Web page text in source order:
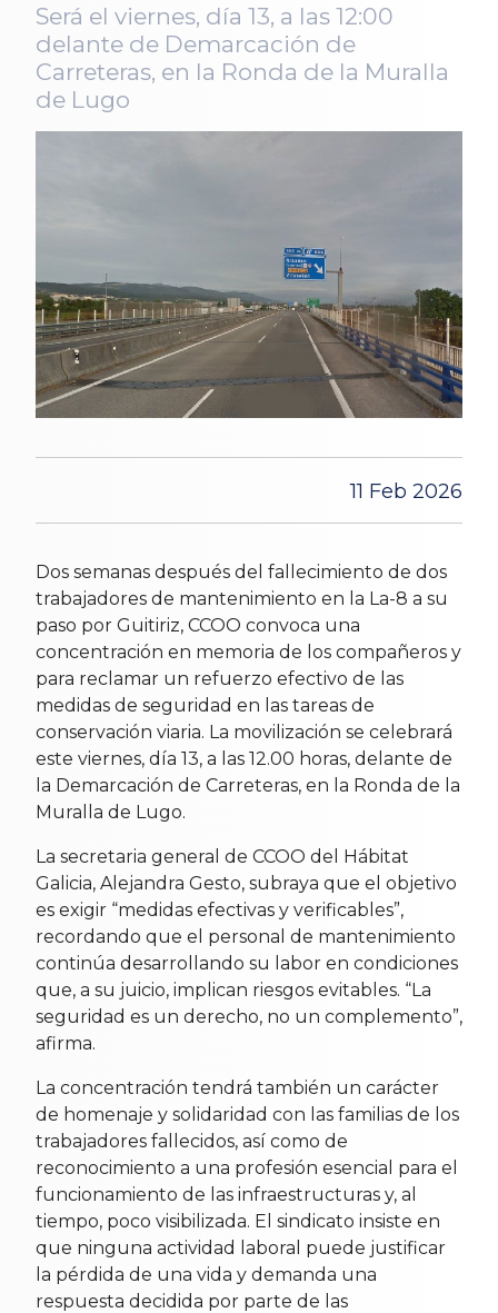
Será el viernes, día 13, a las 12:00
delante de Demarcación de
Carreteras, en la Ronda de la Muralla
de Lugo
11 Feb 2026
Dos semanas después del fallecimiento de dos
trabajadores de mantenimiento en la La-8 a su
paso por Guitiriz, CCOO convoca una
concentración en memoria de los compañeros y
para reclamar un refuerzo efectivo de las
medidas de seguridad en las tareas de
conservación viaria. La movilización se celebrará
este viernes, día 13, a las 12.00 horas, delante de
la Demarcación de Carreteras, en la Ronda de la
Muralla de Lugo.
La secretaria general de CCOO del Hábitat
Galicia, Alejandra Gesto, subraya que el objetivo
es exigir “medidas efectivas y verificables”,
recordando que el personal de mantenimiento
continúa desarrollando su labor en condiciones
que, a su juicio, implican riesgos evitables. “La
seguridad es un derecho, no un complemento”,
afirma.
La concentración tendrá también un carácter
de homenaje y solidaridad con las familias de los
trabajadores fallecidos, así como de
reconocimiento a una profesión esencial para el
funcionamiento de las infraestructuras y, al
tiempo, poco visibilizada. El sindicato insiste en
que ninguna actividad laboral puede justificar
la pérdida de una vida y demanda una
respuesta decidida por parte de las